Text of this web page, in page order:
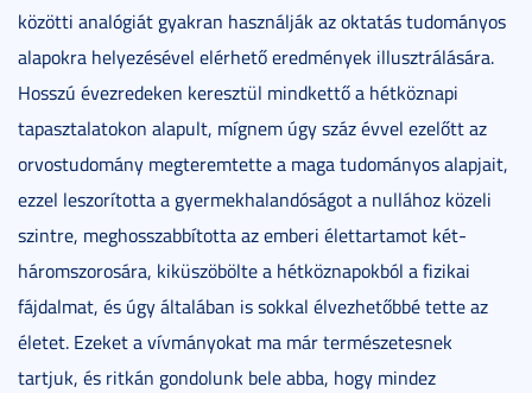
közötti analógiát gyakran használják az oktatás tudományos
alapokra helyezésével elérhető eredmények illusztrálására.
Hosszú évezredeken keresztül mindkettő a hétköznapi
tapasztalatokon alapult, mígnem úgy száz évvel ezelőtt az
orvostudomány megteremtette a maga tudományos alapjait,
ezzel leszorította a gyermekhalandóságot a nullához közeli
szintre, meghosszabbította az emberi élettartamot két-
háromszorosára, kiküszöbölte a hétköznapokból a fizikai
fájdalmat, és úgy általában is sokkal élvezhetőbbé tette az
életet. Ezeket a vívmányokat ma már természetesnek
tartjuk, és ritkán gondolunk bele abba, hogy mindez